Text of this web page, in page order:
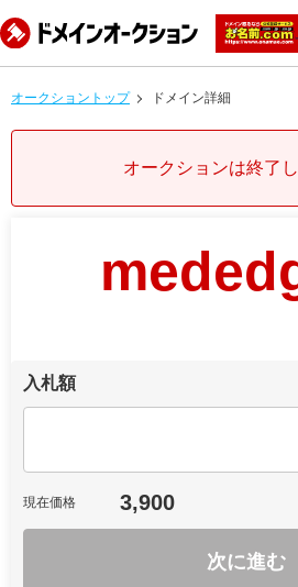
オークショントップ ドメイン詳細
オークションは終了し
入札額
現在価格 3,900
次に進む